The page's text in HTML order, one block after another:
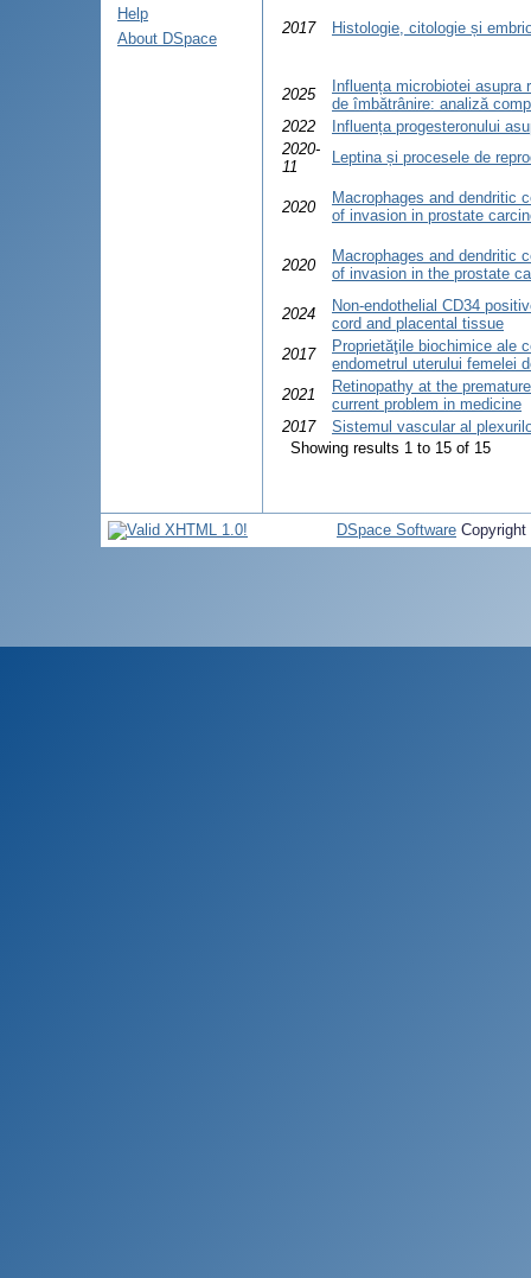
Help
About DSpace
2017 Histologie, citologie și
2025
Influența microbiotei
de îmbătrânire: analiză
2022
Influența progesteronului
2020-
11
Leptina și procesele de
2020
Macrophages and dendritic
of invasion in prostate
2020
Macrophages and dendritic
of invasion in the prostate
2024
Non-endothelial CD34
cord and placental tissue
2017
Proprietăţile biochimice ale
endometrul uterului femelei
2021
Retinopathy at the
current problem in medicine
2017
Sistemul vascular al
Showing results 1 to 15 of 15
DSpace Software